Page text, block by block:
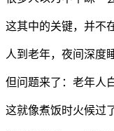
这其中的关键，并不
人到老年，夜间深度
但问题来了：老年人
这就像煮饭时火候过